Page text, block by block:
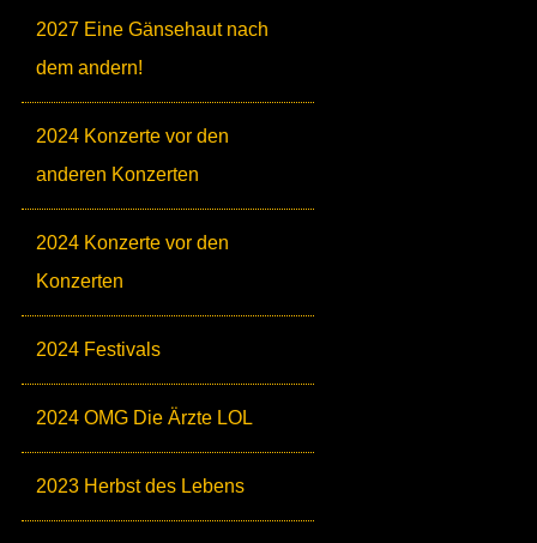
2027 Eine Gänsehaut nach
dem andern!
2024 Konzerte vor den
anderen Konzerten
2024 Konzerte vor den
Konzerten
2024 Festivals
2024 OMG Die Ärzte LOL
2023 Herbst des Lebens